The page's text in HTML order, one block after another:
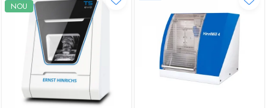
NOU